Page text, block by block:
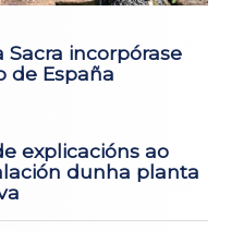
Sacra incorpórase
de España
explicacións ao
dunha planta